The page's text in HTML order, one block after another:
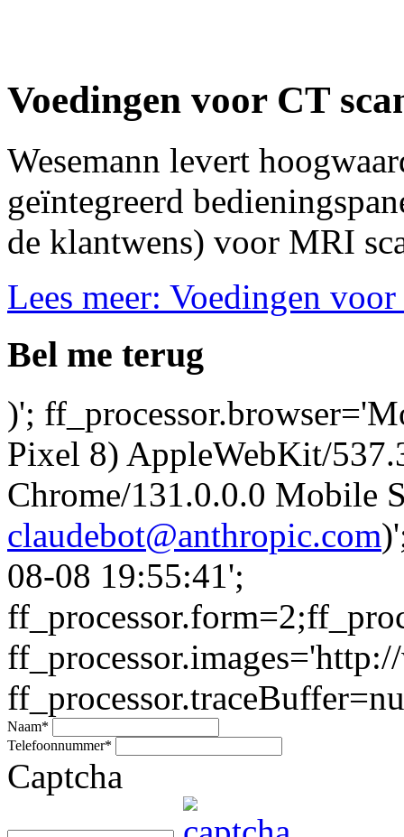
Voedingen voor CT
Wesemann levert
geïntegreerd
de klantwens) voor MRI
Lees meer: Voedingen
Bel me terug
)';
Pixel 8) AppleWebKit/
Chrome/131.0.0.0 Mobile
claudebot@anthropic.com
08-08 19:55:41';
Naam*
Telefoonnummer*
Captcha